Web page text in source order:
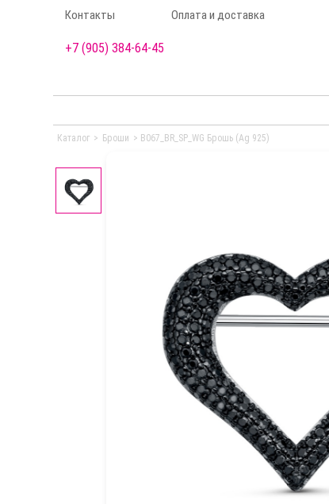
Контакты Оплата и доставка
+7 (905) 384-64-45
Каталог > Броши > B067_BR_SP_WG Брошь (Ag 925)